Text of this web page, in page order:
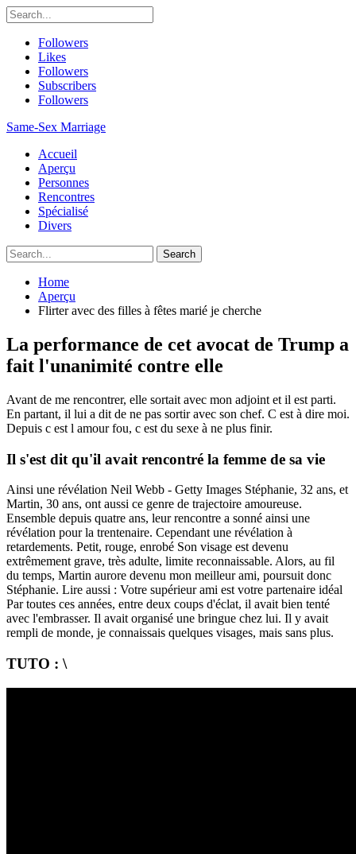
Followers
Likes
Followers
Subscribers
Followers
Same-Sex Marriage
Accueil
Aperçu
Personnes
Rencontres
Spécialisé
Divers
Home
Aperçu
Flirter avec des filles à fêtes marié je cherche
La performance de cet avocat de Trump a
fait l'unanimité contre elle
Avant de me rencontrer, elle sortait avec mon adjoint et il est parti.
En partant, il lui a dit de ne pas sortir avec son chef. C est à dire moi.
Depuis c est l amour fou, c est du sexe à ne plus finir.
Il s'est dit qu'il avait rencontré la femme de sa vie
Ainsi une révélation Neil Webb - Getty Images Stéphanie, 32 ans, et
Martin, 30 ans, ont aussi ce genre de trajectoire amoureuse.
Ensemble depuis quatre ans, leur rencontre a sonné ainsi une
révélation pour la trentenaire. Cependant une révélation à
retardements. Petit, rouge, enrobé Son visage est devenu
extrêmement grave, très adulte, limite reconnaissable. Alors, au fil
du temps, Martin aurore devenu mon meilleur ami, poursuit donc
Stéphanie. Lire aussi : Votre supérieur ami est votre partenaire idéal
Par toutes ces années, entre deux coups d'éclat, il avait bien tenté
avec l'embrasser. Il avait organisé une bringue chez lui. Il y avait
rempli de monde, je connaissais quelques visages, mais sans plus.
TUTO : \